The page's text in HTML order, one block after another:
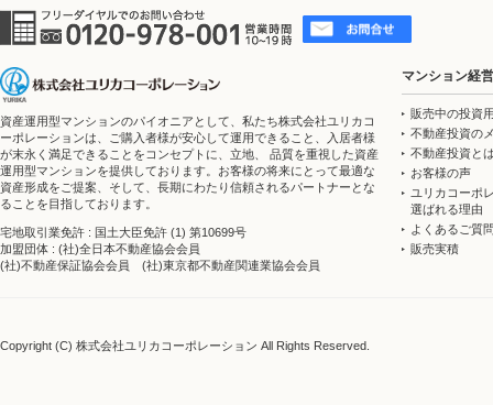
資産運用型マンションのパイオニアとして、私たち株式会社ユリカコ
ーポレーションは、ご購入者様が安心して運用できること、入居者様
が末永く満足できることをコンセプトに、立地、 品質を重視した資産
運用型マンションを提供しております。お客様の将来にとって最適な
資産形成をご提案、そして、長期にわたり信頼されるパートナーとな
ることを目指しております。
宅地取引業免許 : 国土大臣免許 (1) 第10699号
加盟団体 : (社)全日本不動産協会会員
(社)不動産保証協会会員 (社)東京都不動産関連業協会会員
マンション経
販売中の投資
不動産投資の
不動産投資と
お客様の声
ユリカコーポ
選ばれる理由
よくあるご質
販売実積
Copyright (C) 株式会社ユリカコーポレーション All Rights Reserved.